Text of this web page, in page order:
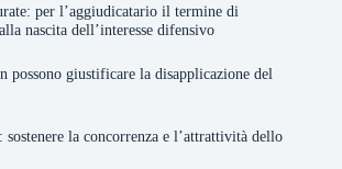
per l’aggiudicatario il termine di
nascita dell’interesse difensivo
possono giustificare la disapplicazione del
la concorrenza e l’attrattività dello